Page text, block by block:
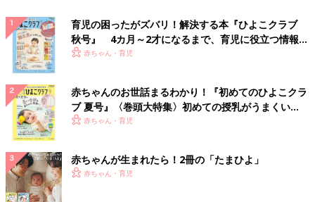
また、帯から多少曲線がはみ出ることがあっても、傾きに沿って
少しずつでも増えていれば問題ありません」（若江先生）
発育のペースは人それぞれ。早め・遅めも個性のひ
とつです
発育曲線が描くカーブは、発育のペースによってさまざまなパタ
ーンがあります。0～6カ月ごろまでの発育が急で、そのあとゆる
そのほかに、0～3カ月ごろの発育が急で、途中から横ばいになる
パターンや、比較的発育がゆるやかで途中から追いかけるように
育児の困ったがズバリ！解決する本『ひよこクラブ
秋号』 4カ月～2才になるまで、育児に役立つ情報が
いっぱい！
赤ちゃん・育児
赤ちゃんのお世話まるわかり！『初めてのひよこクラ
ブ 夏号』〈巻頭大特集〉初めての授乳がうまくい
く！ おっぱい・ミルクの基本と夏のトラブル 解決テ
赤ちゃん・育児
赤ちゃんが生まれたら！2冊の「たまひよ」
赤ちゃん・育児